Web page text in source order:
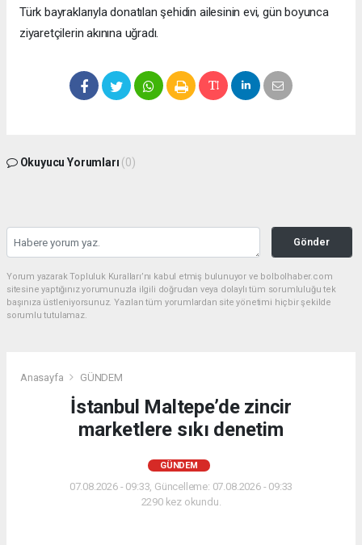
Türk bayraklarıyla donatılan şehidin ailesinin evi, gün boyunca
ziyaretçilerin akınına uğradı.
Okuyucu Yorumları (0)
Gönder
Yorum yazarak Topluluk Kuralları’nı kabul etmiş bulunuyor ve bolbolhaber.com
sitesine yaptığınız yorumunuzla ilgili doğrudan veya dolaylı tüm sorumluluğu tek
başınıza üstleniyorsunuz. Yazılan tüm yorumlardan site yönetimi hiçbir şekilde
sorumlu tutulamaz.
Anasayfa GÜNDEM
İstanbul Maltepe’de zincir
marketlere sıkı denetim
GÜNDEM
07.08.2026 - 09:33, Güncelleme: 07.08.2026 - 09:33
2290 kez okundu.